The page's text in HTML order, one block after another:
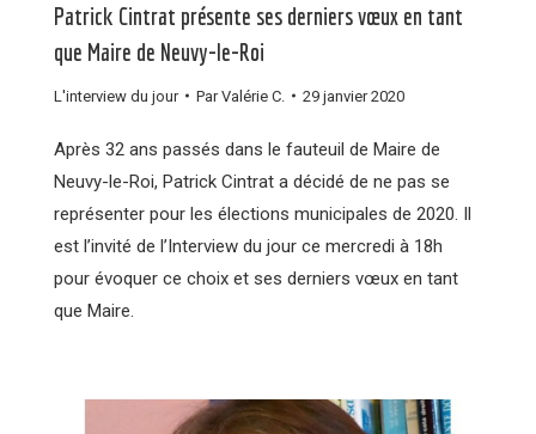
Patrick Cintrat présente ses derniers vœux en tant
que Maire de Neuvy-le-Roi
L'interview du jour ParValérie C. 29 janvier 2020
Après 32 ans passés dans le fauteuil de Maire de
Neuvy-le-Roi, Patrick Cintrat a décidé de ne pas se
représenter pour les élections municipales de 2020. Il
est l’invité de l’Interview du jour ce mercredi à 18h
pour évoquer ce choix et ses derniers vœux en tant
que Maire.